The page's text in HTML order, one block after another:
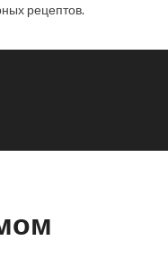
рецептов.